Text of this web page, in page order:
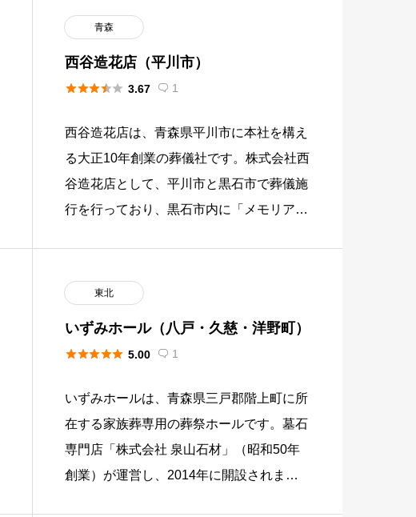
青森
西谷造花店（平川市）
 3.67  1
西谷造花店は、青森県平川市に本社を構え
る大正10年創業の葬儀社です。株式会社西
谷造花店として、平川市と黒石市で葬儀施
行を行っており、黒石市内に「メモリアル
東北
いずみホール（八戸・久慈・洋野町）
 5.00  1
いずみホールは、青森県三戸郡階上町に所
在する家族葬専用の葬祭ホールです。墓石
専門店「株式会社 泉山石材」（昭和50年
創業）が運営し、2014年に開設されまし